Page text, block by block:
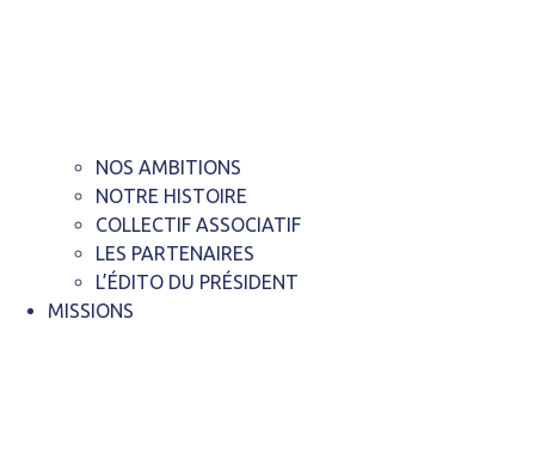
NOS AMBITIONS
NOTRE HISTOIRE
COLLECTIF ASSOCIATIF
LES PARTENAIRES
L’ÉDITO DU PRÉSIDENT
MISSIONS